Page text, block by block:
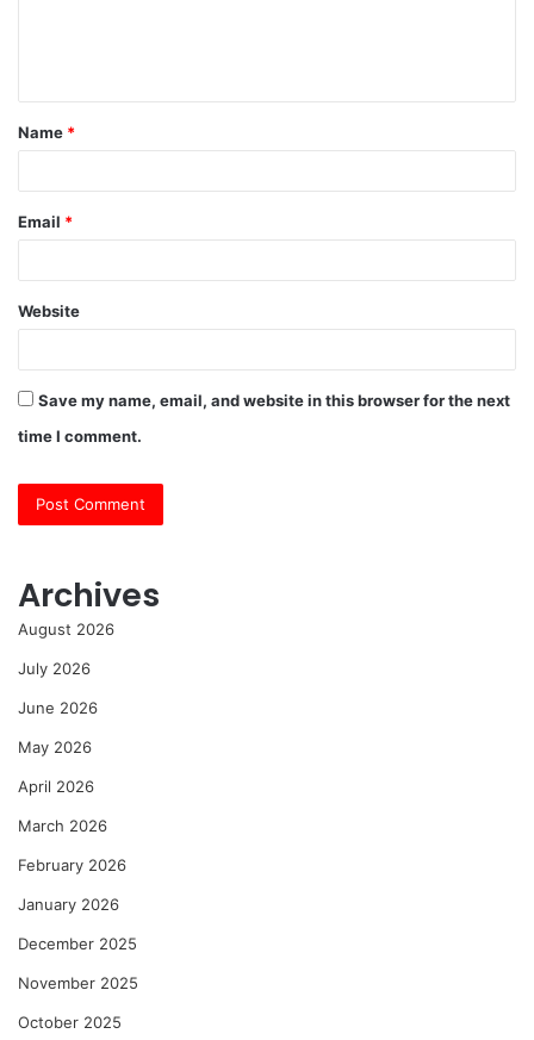
t
*
Name *
Email *
Website
Save my name, email, and website in this browser for the next
time I comment.
Archives
August 2026
July 2026
June 2026
May 2026
April 2026
March 2026
February 2026
January 2026
December 2025
November 2025
October 2025